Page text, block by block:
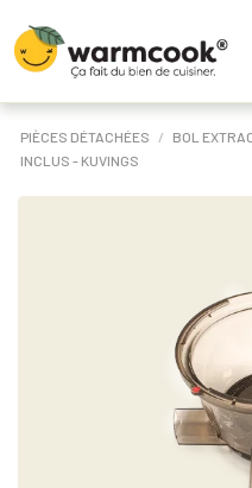
PIÈCES DÉTACHÉES
BOL
INCLUS - KUVINGS